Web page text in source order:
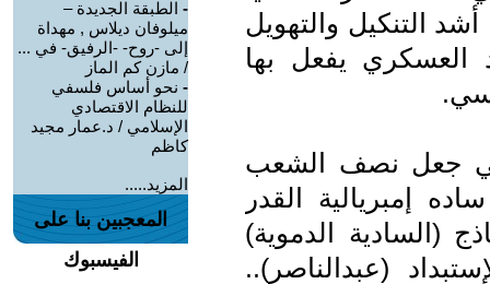
التنكيل والتهويل
العسكري يفعل بها
جعل نصف الشعب
إمبريالية القدر
(السادية الدموية)
(عبدالناصر)..
- الطبقة الجديدة –
ميلوفان ديلاس , مهداة
إلى -روح- -الرفيق- في ...
/ مازن كم الماز
- نحو أساس فلسفي
للنظام الاقتصادي
الإسلامي / د.عمار مجيد
كاظم
المزيد.....
المعجبين بنا على
الفيسبوك